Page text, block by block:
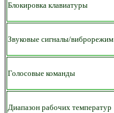
Блокировка клавиатуры
Звуковые сигналы/виброрежим
Голосовые команды
Диапазон рабочих температур